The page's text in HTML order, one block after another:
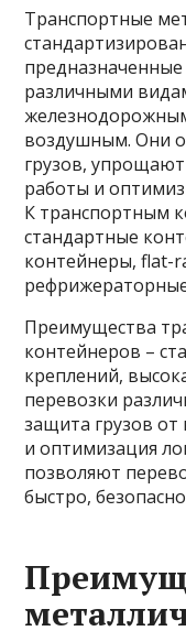
Транспортные
предназначенные
различными
воздушным. Они
грузов,
работы и
К транспортным
стандартные
контейнеры, flat-
Преимущества
контейнеров –
креплений,
перевозки
защита грузов
и оптимизация
позволяют
быстро,